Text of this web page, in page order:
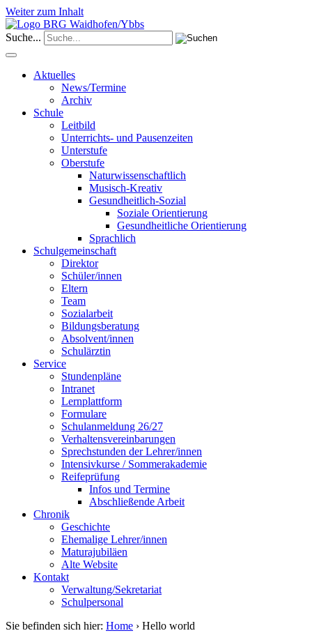
Weiter zum Inhalt
Suche...
Aktuelles
News/Termine
Archiv
Schule
Leitbild
Unterrichts- und Pausenzeiten
Unterstufe
Oberstufe
Naturwissenschaftlich
Musisch-Kreativ
Gesundheitlich-Sozial
Soziale Orientierung
Gesundheitliche Orientierung
Sprachlich
Schulgemeinschaft
Direktor
Schüler/innen
Eltern
Team
Sozialarbeit
Bildungsberatung
Absolvent/innen
Schulärztin
Service
Stundenpläne
Intranet
Lernplattform
Formulare
Schulanmeldung 26/27
Verhaltensvereinbarungen
Sprechstunden der Lehrer/innen
Intensivkurse / Sommerakademie
Reifeprüfung
Infos und Termine
Abschließende Arbeit
Chronik
Geschichte
Ehemalige Lehrer/innen
Maturajubiläen
Alte Website
Kontakt
Verwaltung/Sekretariat
Schulpersonal
Sie befinden sich hier: Home › Hello world